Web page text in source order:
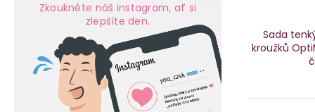
Zkoukněte náš instagram, ať si
zlepšíte den.
Sada
kroužků